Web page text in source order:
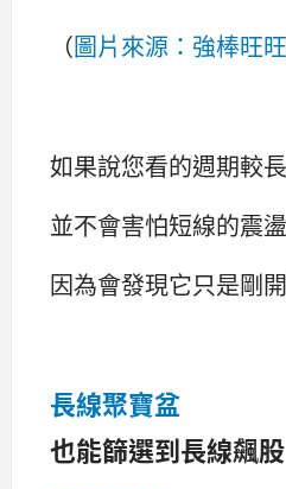
（圖片來源：強棒旺
如果說您看的週期較長
並不會害怕短線的震盪
因為會發現它只是剛
長線聚寶盆
也能篩選到長線飆股